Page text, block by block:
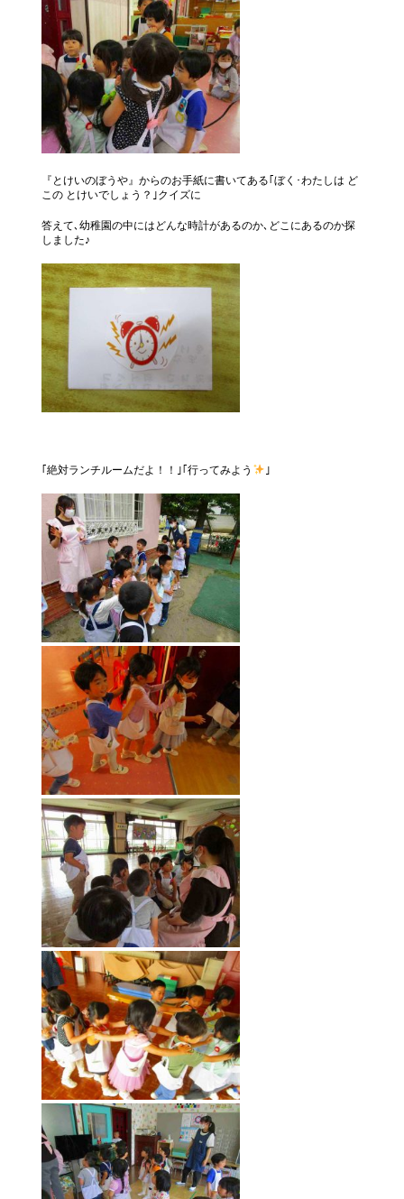
『とけいのぼうや』からのお手紙に書いてある｢ぼく･わたしは ど
この とけいでしょう？｣クイズに
答えて､幼稚園の中にはどんな時計があるのか､どこにあるのか探
しました♪
｢絶対ランチルームだよ！！｣｢行ってみよう ｣